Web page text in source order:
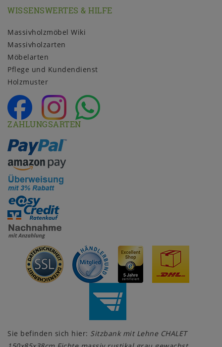
WISSENSWERTES & HILFE
Massivholzmöbel Wiki
Massivholzarten
Möbelarten
Pflege und Kundendienst
Holzmuster
ZAHLUNGSARTEN
Sie befinden sich hier: Sitzbank mit Lehne CHALET